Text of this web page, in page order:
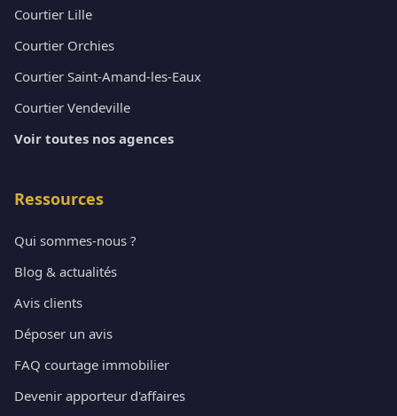
Courtier Lille
Courtier Orchies
Courtier Saint-Amand-les-Eaux
Courtier Vendeville
Voir toutes nos agences
Ressources
Qui sommes-nous ?
Blog & actualités
Avis clients
Déposer un avis
FAQ courtage immobilier
Devenir apporteur d'affaires